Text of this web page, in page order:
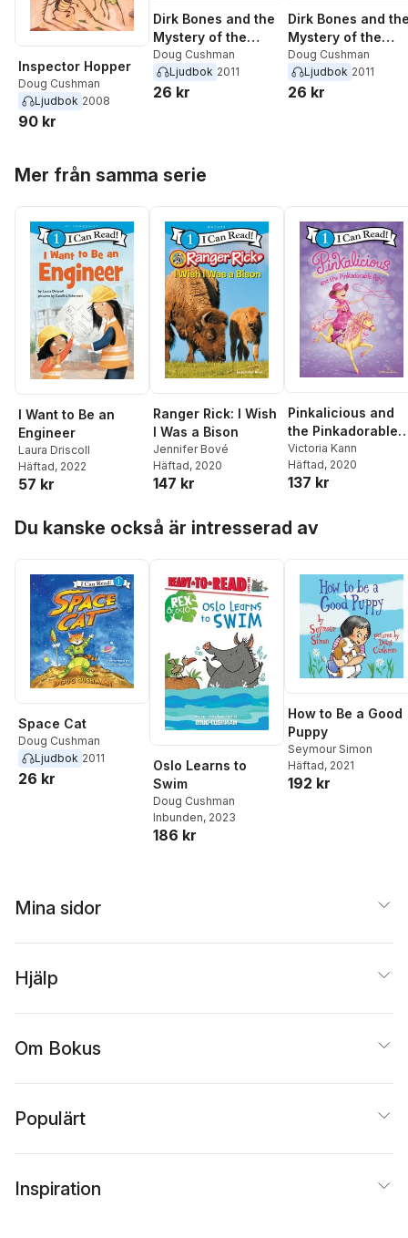
Inspector Hopper
Doug Cushman
Ljudbok 2008
90 kr
Dirk Bones and the
Mystery of the
Haunted House
Doug Cushman
Ljudbok 2011
26 kr
Dirk Bones and
Mystery of the
Missing Books
Doug Cushman
Ljudbok 2011
26 kr
Mer från samma serie
I Want to Be an
Engineer
Laura Driscoll
Häftad, 2022
57 kr
Ranger Rick: I Wish
I Was a Bison
Jennifer Bové
Häftad, 2020
147 kr
Pinkalicious and
the Pinkadorable
Pony
Victoria Kann
Häftad, 2020
137 kr
Du kanske också är intresserad av
Space Cat
Doug Cushman
Ljudbok 2011
26 kr
Oslo Learns to
Swim
Doug Cushman
Inbunden, 2023
186 kr
How to Be a Good
Puppy
Seymour Simon
Häftad, 2021
192 kr
Mina sidor
Hjälp
Om Bokus
Populärt
Inspiration